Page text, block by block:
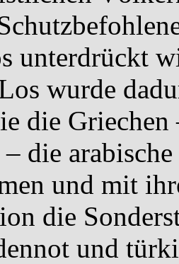
unterdrückt
wurde
die
die
und mit
die
und